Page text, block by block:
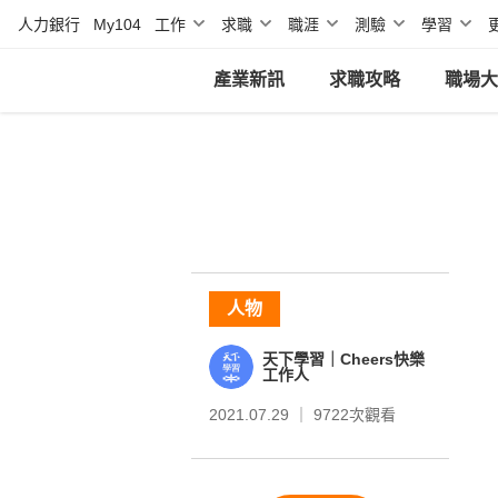
人力銀行 My104 工作 求職 職涯 測驗 學習
產業新訊 求職攻略 職場
人物
天下學習｜Cheers快樂
工作人
2021.07.29 ｜ 9722次觀看